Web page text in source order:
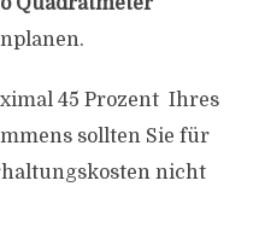
45 Prozent  Ihres
sollten Sie für
nicht